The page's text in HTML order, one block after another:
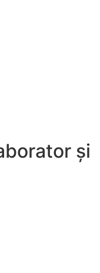
și